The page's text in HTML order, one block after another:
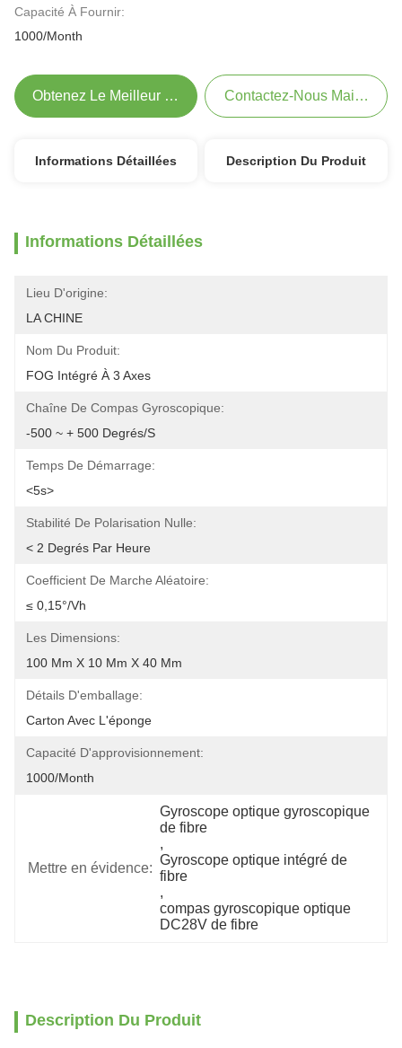
Capacité À Fournir:
1000/Month
Obtenez Le Meilleur Prix Contactez-Nous Maintenant
Informations Détaillées Description Du Produit
Informations Détaillées
Lieu D'origine:
LA CHINE
Nom Du Produit:
FOG Intégré À 3 Axes
Chaîne De Compas Gyroscopique:
-500 ~ + 500 Degrés/s
Temps De Démarrage:
<5s>
Stabilité De Polarisation Nulle:
< 2 Degrés Par Heure
Coefficient De Marche Aléatoire:
≤ 0,15°/Vh
Les Dimensions:
100 Mm X 10 Mm X 40 Mm
Détails D'emballage:
Carton Avec L'éponge
Capacité D'approvisionnement:
1000/Month
Mettre en évidence:
Gyroscope optique gyroscopique
de fibre
,
Gyroscope optique intégré de
fibre
,
compas gyroscopique optique
DC28V de fibre
Description Du Produit